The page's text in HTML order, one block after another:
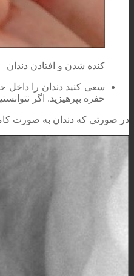
کنده شدن و افتادن دندان
سعی کنید دندان را داخل
حفره بپرهیزید. اگر
در صورتی که دندان به صورت